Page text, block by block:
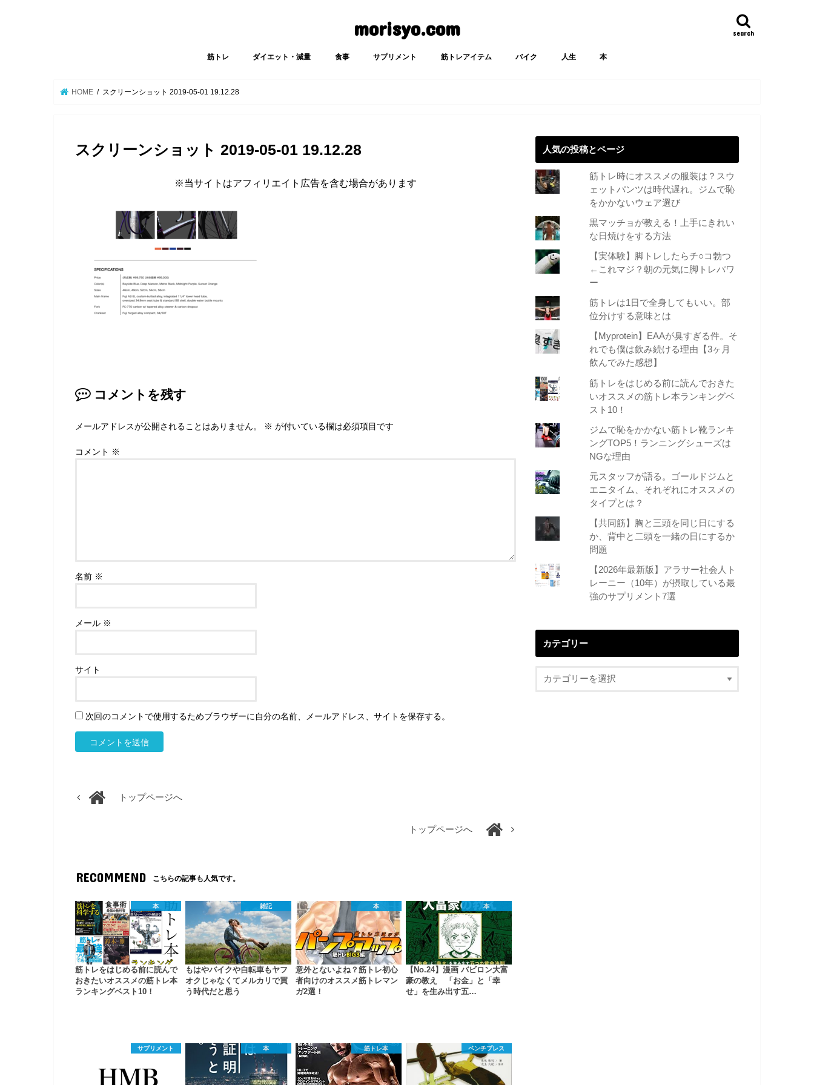
morisyo.com search
筋トレ ダイエット・減量 食事 サプリメント 筋トレアイテム バイク 人生 本
HOME スクリーンショット 2019-05-01 19.12.28
スクリーンショット 2019-05-01 19.12.28
※当サイトはアフィリエイト広告を含む場合があります
コメントを残す
メールアドレスが公開されることはありません。 ※ が付いている欄は必須項目です
コメント ※
名前 ※
メール ※
サイト
次回のコメントで使用するためブラウザーに自分の名前、メールアドレス、サイトを保存する。
トップページへ
トップページへ
RECOMMEND こちらの記事も人気です。
本
筋トレをはじめる前に読んで
おきたいオススメの筋トレ本
ランキングベスト10！
雑記
もはやバイクや自転車もヤフ
オクじゃなくてメルカリで買
う時代だと思う
本
意外とないよね？筋トレ初心
者向けのオススメ筋トレマン
ガ2選！
本
【No.24】漫画 バビロン大富
豪の教え 「お金」と「幸
せ」を生み出す五…
サプリメント 本 筋トレ本 ベンチプレス
人気の投稿とページ
筋トレ時にオススメの服装は？スウ
ェットパンツは時代遅れ。ジムで恥
をかかないウェア選び
黒マッチョが教える！上手にきれい
な日焼けをする方法
【実体験】脚トレしたらチ○コ勃つ
←これマジ？朝の元気に脚トレパワ
ー
筋トレは1日で全身してもいい。部
位分けする意味とは
【Myprotein】EAAが臭すぎる件。そ
れでも僕は飲み続ける理由【3ヶ月
飲んでみた感想】
筋トレをはじめる前に読んでおきた
いオススメの筋トレ本ランキングベ
スト10！
ジムで恥をかかない筋トレ靴ランキ
ングTOP5！ランニングシューズは
NGな理由
元スタッフが語る。ゴールドジムと
エニタイム、それぞれにオススメの
タイプとは？
【共同筋】胸と三頭を同じ日にする
か、背中と二頭を一緒の日にするか
問題
【2026年最新版】アラサー社会人ト
レーニー（10年）が摂取している最
強のサプリメント7選
カテゴリー